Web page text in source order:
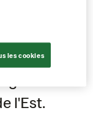
des
à
et aux
l'Est.
les cookies